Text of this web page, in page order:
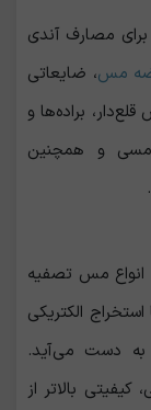
مصارف آندی
مس، ضایعاتی
براده‌ها و
و همچنین
مس تصفیه‌
الکتریکی
دست می‌آید.
بالاتر از